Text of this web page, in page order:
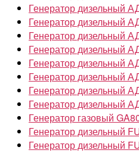
Генератор дизельный
Генератор дизельный
Генератор дизельный
Генератор дизельный
Генератор дизельный
Генератор дизельный
Генератор дизельный
Генератор дизельный
Генератор газовый
Генератор дизельный
Генератор дизельный